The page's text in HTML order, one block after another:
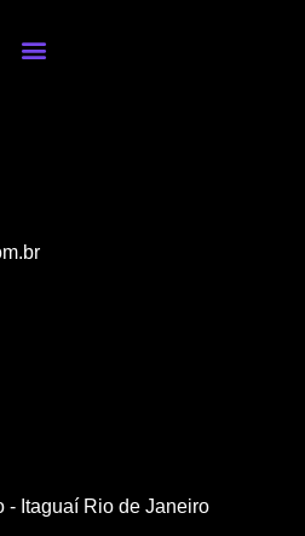
- Itaguaí Rio de Janeiro